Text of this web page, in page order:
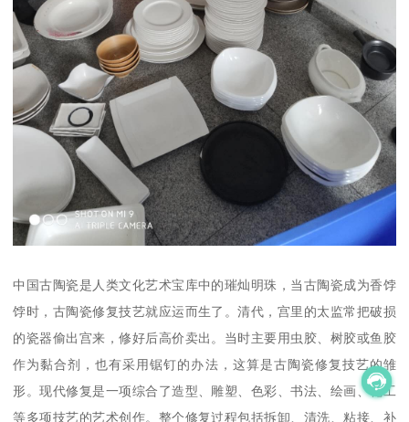
中国古陶瓷是人类文化艺术宝库中的璀灿明珠，当古陶瓷成为香饽
饽时，古陶瓷修复技艺就应运而生了。清代，宫里的太监常把破损
的瓷器偷出宫来，修好后高价卖出。当时主要用虫胶、树胶或鱼胶
作为黏合剂，也有采用锯钉的办法，这算是古陶瓷修复技艺的雏
形。现代修复是一项综合了造型、雕塑、色彩、书法、绘画、化工
等多项技艺的艺术创作。整个修复过程包括拆卸、清洗、粘接、补